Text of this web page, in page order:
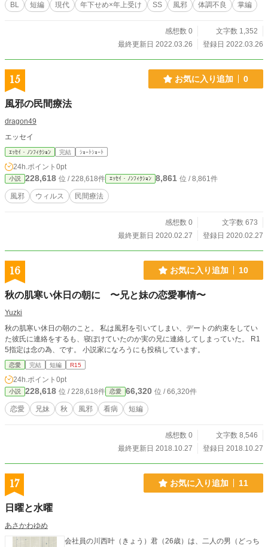
BL 短編 現代 年下せめ×年上受け SS 風邪 体調不良 掌編
感想数 0
文字数 1,352
最終更新日 2022.03.26
登録日 2022.03.26
15 お気に入り追加 0
風邪の民間療法
dragon49
エッセイ
ｴｯｾｲ・ﾉﾝﾌｨｸｼｮﾝ 完結 ｼｮｰﾄｼｮｰﾄ
24h.ポイント 0pt
小説 228,618 位 / 228,618件 ｴｯｾｲ・ﾉﾝﾌｨｸｼｮﾝ 8,861 位 / 8,861件
風邪 ウィルス 民間療法
感想数 0
文字数 673
最終更新日 2020.02.27
登録日 2020.02.27
16 お気に入り追加 10
秋の肌寒い休日の朝に 〜兄と妹の恋愛事情〜
Yuzki
秋の肌寒い休日の朝のこと。 私は風邪を引いてしまい、デートの約束をしてい
た彼氏に連絡をするも、寝ぼけていたのか実の兄に連絡してしまっていた。 R1
5指定は念の為、です。 小説家になろうにも投稿しています。
恋愛 完結 短編 R15
24h.ポイント 0pt
小説 228,618 位 / 228,618件 恋愛 66,320 位 / 66,320件
恋愛 兄妹 秋 風邪 看病 短編
感想数 0
文字数 8,546
最終更新日 2018.10.27
登録日 2018.10.27
17 お気に入り追加 11
日曜と水曜
あさかわゆめ
会社員の川西叶（きょう）君（26歳）は、二人の男（どっち